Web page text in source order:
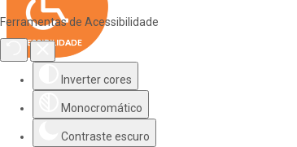
Ferramentas de Acessibilidade
Inverter cores
Monocromático
Contraste escuro